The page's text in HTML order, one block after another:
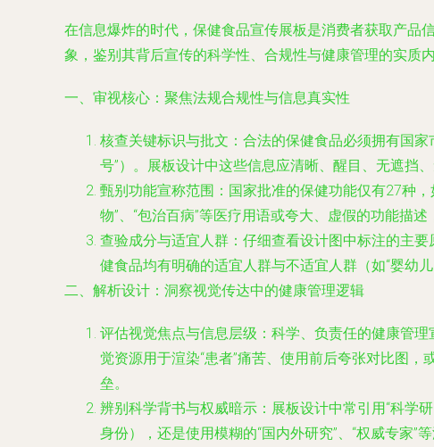
在信息爆炸的时代，保健食品宣传展板是消费者获取产品
象，鉴别其背后宣传的科学性、合规性与健康管理的实质
一、审视核心：聚焦法规合规性与信息真实性
核查关键标识与批文 ：合法的保健食品必须拥有国
号”）。展板设计中这些信息应清晰、醒目、无遮挡
甄别功能宣称范围 ：国家批准的保健功能仅有27种
物”、“包治百病”等医疗用语或夸大、虚假的功能描
查验成分与适宜人群 ：仔细查看设计图中标注的主
健食品均有明确的适宜人群与不适宜人群（如“婴幼
二、解析设计：洞察视觉传达中的健康管理逻辑
评估视觉焦点与信息层级 ：科学、负责任的健康管
觉资源用于渲染“患者”痛苦、使用前后夸张对比图
垒。
辨别科学背书与权威暗示 ：展板设计中常引用“科学
身份），还是使用模糊的“国内外研究”、“权威专家”